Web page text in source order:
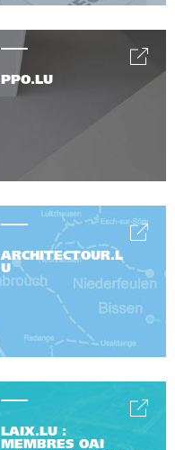
PPO.LU
ARCHITECTOUR.L
U
LAIX.LU :
MEMBRES OAI